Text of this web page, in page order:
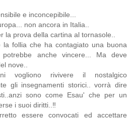
e inconcepibile...
non ancora in Italia..
la prova della cartina al tornasole..
la follia che ha contagiato una buona
anche vincere... Ma deve
nove..
vogliono rivivere il nostalgico
gli insegnamenti storici.. vorrà dire
sono come Esau' che per un
i suoi diritti..‼️
essere convocati ed accettare